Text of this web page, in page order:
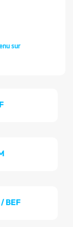
sur
BEF